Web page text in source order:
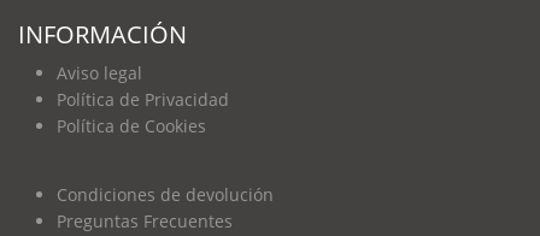
INFORMACIÓN
Aviso legal
Política de Privacidad
Política de Cookies
Condiciones de devolución
Preguntas Frecuentes